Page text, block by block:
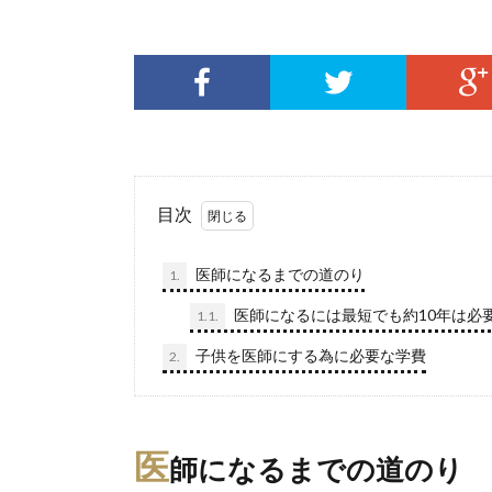
目次
1. 医師になるまでの道のり
1.1. 医師になるには最短でも約10年は必
2. 子供を医師にする為に必要な学費
医師になるまでの道のり